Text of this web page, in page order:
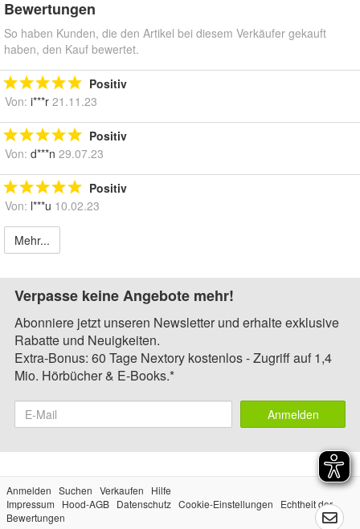
Bewertungen
So haben Kunden, die den Artikel bei diesem Verkäufer gekauft
haben, den Kauf bewertet.
Positiv
Von: i***r 21.11.23
Positiv
Von: d***n 29.07.23
Positiv
Von: l***u 10.02.23
Mehr...
Verpasse keine Angebote mehr!
Abonniere jetzt unseren Newsletter und erhalte exklusive
Rabatte und Neuigkeiten.
Extra-Bonus: 60 Tage Nextory kostenlos - Zugriff auf 1,4
Mio. Hörbücher & E-Books.*
Anmelden
Anmelden Suchen Verkaufen
Hilfe
Impressum
Hood-AGB Datenschutz Cookie-Einstellungen
Echtheit der
Bewertungen